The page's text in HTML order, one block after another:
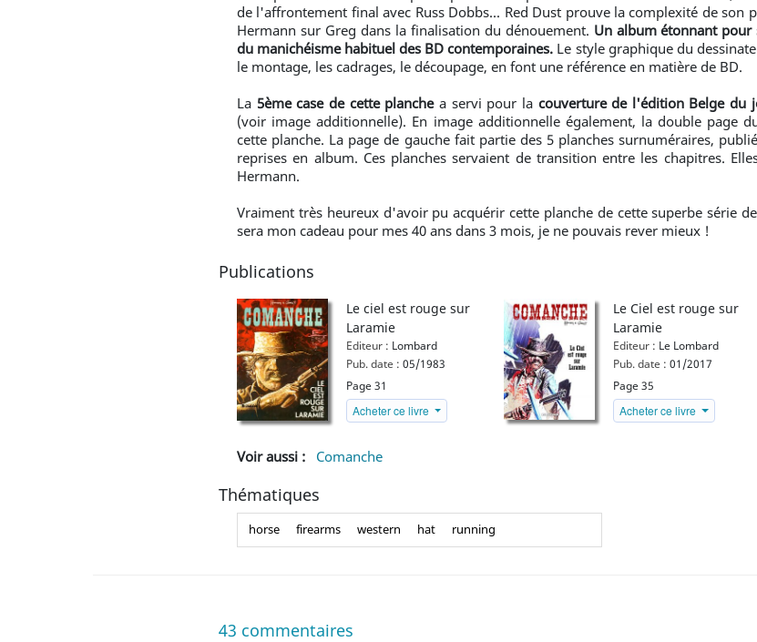
de l'affrontement final avec Russ Dobbs... Red Dust prouve la complexité de son
Hermann sur Greg dans la finalisation du dénouement. Un album étonnant
du manichéisme habituel des BD contemporaines. Le style graphique du
le montage, les cadrages, le découpage, en font une référence en matière de BD.
La 5ème case de cette planchea servi pour la couverture de l'édition Belge du
(voir image additionnelle). En image additionnelle également, la double page
cette planche. La page de gauche fait partie des 5 planches surnuméraires,
reprises en album. Ces planches servaient de transition entre les chapitres.
Hermann.
Vraiment très heureux d'avoir pu acquérir cette planche de cette superbe série
sera mon cadeau pour mes 40 ans dans 3 mois, je ne pouvais rever mieux !
Publications
Le ciel est rouge sur
Laramie
Editeur : Lombard
Pub. date : 05/1983
Page 31
Acheter ce livre
Le Ciel est rouge sur
Laramie
Editeur : Le Lombard
Pub. date : 01/2017
Page 35
Acheter ce livre
Voir aussi : Comanche
Thématiques
horse firearms western hat running
43 commentaires